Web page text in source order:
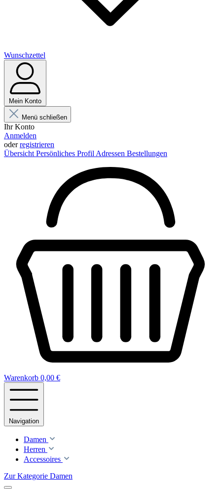
Wunschzettel
Mein Konto
Menü schließen
Ihr Konto
Anmelden
oderregistrieren
Übersicht Persönliches Profil Adressen Bestellungen
Warenkorb 0,00 €
Navigation
Damen
Herren
Accessoires
Zur Kategorie Damen